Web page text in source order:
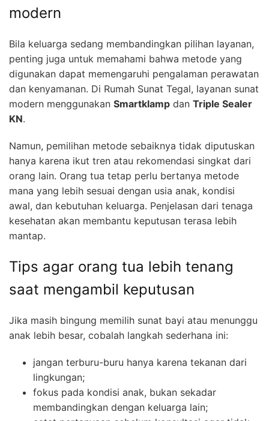
modern
Bila keluarga sedang membandingkan pilihan layanan,
penting juga untuk memahami bahwa metode yang
digunakan dapat memengaruhi pengalaman perawatan
dan kenyamanan. Di Rumah Sunat Tegal, layanan sunat
modern menggunakan Smartklamp dan Triple Sealer
KN.
Namun, pemilihan metode sebaiknya tidak diputuskan
hanya karena ikut tren atau rekomendasi singkat dari
orang lain. Orang tua tetap perlu bertanya metode
mana yang lebih sesuai dengan usia anak, kondisi
awal, dan kebutuhan keluarga. Penjelasan dari tenaga
kesehatan akan membantu keputusan terasa lebih
mantap.
Tips agar orang tua lebih tenang
saat mengambil keputusan
Jika masih bingung memilih sunat bayi atau menunggu
anak lebih besar, cobalah langkah sederhana ini:
jangan terburu-buru hanya karena tekanan dari
lingkungan;
fokus pada kondisi anak, bukan sekadar
membandingkan dengan keluarga lain;